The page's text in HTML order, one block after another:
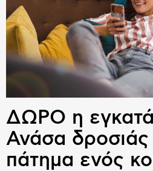
ΔΩΡΟ η
Ανάσα δροσιάς
πάτημα ενός